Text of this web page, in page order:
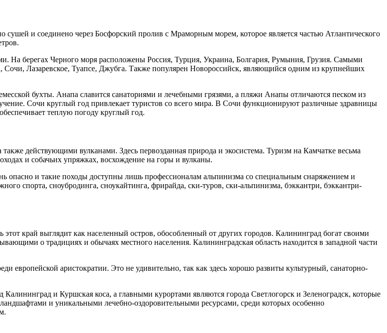
сушей и соединено через Босфорский пролив с Мраморным морем, которое является частью Атлантического
На берегах Черного моря расположены Россия, Турция, Украина, Болгария, Румыния, Грузия. Самыми
Лазаревское, Туапсе, Джубга. Также популярен Новороссийск, являющийся одним из крупнейших
бухты. Анапа славится санаториями и лечебными грязями, а пляжи Анапы отличаются песком из
Сочи круглый год привлекает туристов со всего мира. В Сочи функционируют различные здравницы
теплую погоду круглый год.
действующими вулканами. Здесь первозданная природа и экосистема. Туризм на Камчатке весьма
и собачьих упряжках, восхождение на горы и вулканы.
опасно и такие походы доступны лишь профессионалам альпинизма со специальным снаряжением и
спорта, сноубродинга, сноукайтинга, фрирайда, ски-туров, ски-альпинизма, бэккантри, бэккантри-
край выглядит как населенный остров, обособленный от других городов. Калининград богат своими
о традициях и обычаях местного населения. Калининградская область находится в западной части
европейской аристократии. Это не удивительно, так как здесь хорошо развиты культурный, санаторно-
и Куршская коса, а главными курортами являются города Светлогорск и Зеленоградск, которые
и уникальными лечебно-оздоровительными ресурсами, среди которых особенно